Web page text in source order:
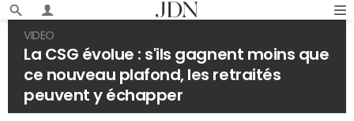
VIDEO
La CSG évolue : s'ils gagnent moins que
ce nouveau plafond, les retraités
peuvent y échapper